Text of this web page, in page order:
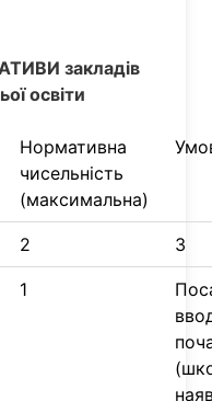
закладів
освіти
Нормативна
чисельність
(максимальна)
2 3
1